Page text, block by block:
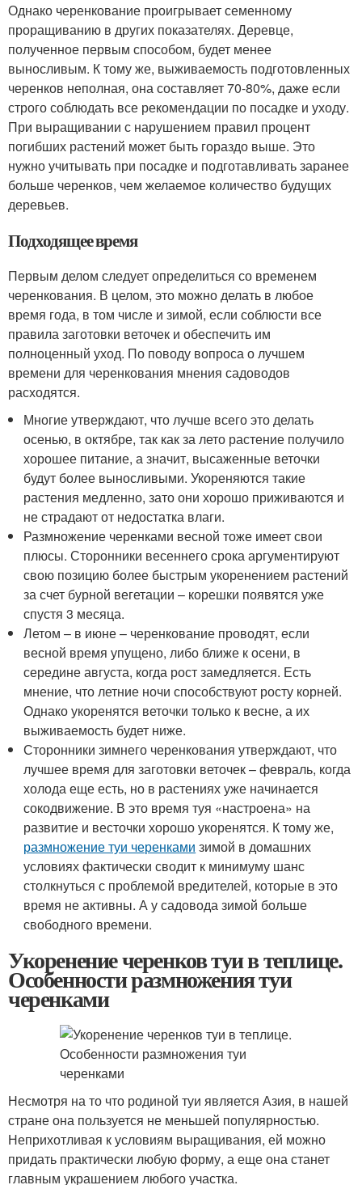
Однако черенкование проигрывает семенному
проращиванию в других показателях. Деревце,
полученное первым способом, будет менее
выносливым. К тому же, выживаемость подготовленных
черенков неполная, она составляет 70-80%, даже если
строго соблюдать все рекомендации по посадке и уходу.
При выращивании с нарушением правил процент
погибших растений может быть гораздо выше. Это
нужно учитывать при посадке и подготавливать заранее
больше черенков, чем желаемое количество будущих
деревьев.
Подходящее время
Первым делом следует определиться со временем
черенкования. В целом, это можно делать в любое
время года, в том числе и зимой, если соблюсти все
правила заготовки веточек и обеспечить им
полноценный уход. По поводу вопроса о лучшем
времени для черенкования мнения садоводов
расходятся.
Многие утверждают, что лучше всего это делать
осенью, в октябре, так как за лето растение получило
хорошее питание, а значит, высаженные веточки
будут более выносливыми. Укореняются такие
растения медленно, зато они хорошо приживаются и
не страдают от недостатка влаги.
Размножение черенками весной тоже имеет свои
плюсы. Сторонники весеннего срока аргументируют
свою позицию более быстрым укоренением растений
за счет бурной вегетации – корешки появятся уже
спустя 3 месяца.
Летом – в июне – черенкование проводят, если
весной время упущено, либо ближе к осени, в
середине августа, когда рост замедляется. Есть
мнение, что летние ночи способствуют росту корней.
Однако укоренятся веточки только к весне, а их
выживаемость будет ниже.
Сторонники зимнего черенкования утверждают, что
лучшее время для заготовки веточек – февраль, когда
холода еще есть, но в растениях уже начинается
сокодвижение. В это время туя «настроена» на
развитие и весточки хорошо укоренятся. К тому же,
размножение туи черенками зимой в домашних
условиях фактически сводит к минимуму шанс
столкнуться с проблемой вредителей, которые в это
время не активны. А у садовода зимой больше
свободного времени.
Укоренение черенков туи в теплице.
Особенности размножения туи
черенками
Несмотря на то что родиной туи является Азия, в нашей
стране она пользуется не меньшей популярностью.
Неприхотливая к условиям выращивания, ей можно
придать практически любую форму, а еще она станет
главным украшением любого участка.